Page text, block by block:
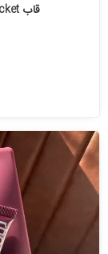
قاب Bracket لنز استند شو با مگ سیف کد-۱۰۹۰۷۵